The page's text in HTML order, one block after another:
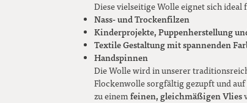
Diese vielseitige Wolle eignet sich ideal
Nass- und Trockenfilzen
Kinderprojekte, Puppenherstellung
Textile Gestaltung mit spannenden
Handspinnen
Die Wolle wird in unserer
Flockenwolle sorgfältig gezupft und
zu einemfeinen, gleichmäßigen Vlies